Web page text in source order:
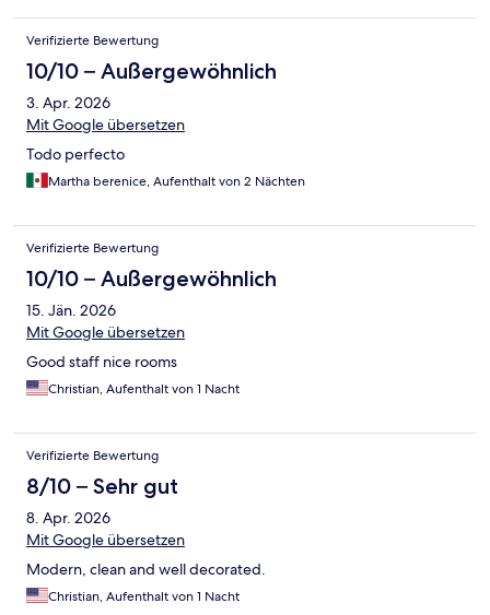
Verifizierte Bewertung
10/10 – Außergewöhnlich
3. Apr. 2026
Mit Google übersetzen
Todo perfecto
Martha berenice, Aufenthalt von 2 Nächten
Verifizierte Bewertung
10/10 – Außergewöhnlich
15. Jän. 2026
Mit Google übersetzen
Good staff nice rooms
Christian, Aufenthalt von 1 Nacht
Verifizierte Bewertung
8/10 – Sehr gut
8. Apr. 2026
Mit Google übersetzen
Modern, clean and well decorated.
Christian, Aufenthalt von 1 Nacht